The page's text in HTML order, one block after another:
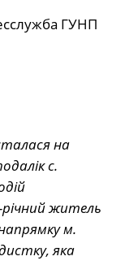
ГУНП
на
с.
річний житель
м.
яка